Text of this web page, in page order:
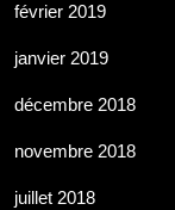
février 2019
janvier 2019
décembre 2018
novembre 2018
juillet 2018